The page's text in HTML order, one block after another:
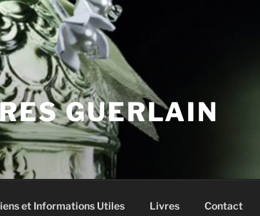
GUERLAIN
et Informations Utiles Livres Contact